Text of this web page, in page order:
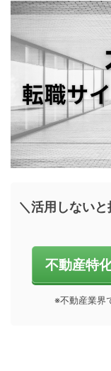
＼活用しない
不動産特
※不動産業界